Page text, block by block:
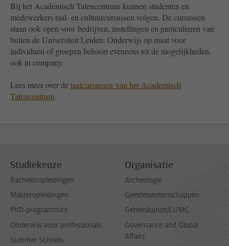
Bij het Academisch Talencentrum kunnen studenten en
medewerkers taal- en cultuurcursussen volgen. De cursussen
staan ook open voor bedrijven, instellingen en particulieren van
buiten de Universiteit Leiden. Onderwijs op maat voor
individuen of groepen behoort eveneens tot de mogelijkheden,
ook in company.
Lees meer over detaalcursussen van het Academisch
Talencentrum.
Studiekeuze
Bacheloropleidingen
Masteropleidingen
PhD-programma's
Onderwijs voor professionals
Summer Schools
Organisatie
Archeologie
Geesteswetenschappen
Geneeskunde/LUMC
Governance and Global
Affairs